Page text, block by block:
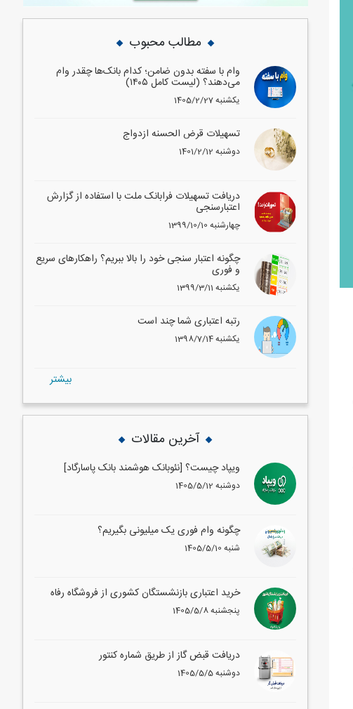
مطالب محبوب
وام با سفته بدون ضامن؛ کدام بانک‌ها چقدر وام
می‌دهند؟ (لیست کامل ۱۴۰۵)
1405/2/27 یکشنبه
تسهیلات قرض الحسنه ازدواج
1401/2/12 دوشنبه
دریافت تسهیلات فرابانک ملت با استفاده از گزارش
اعتبارسنجی
1399/10/10 چهارشنبه
چگونه اعتبار سنجی خود را بالا ببریم؟ راهکارهای سریع
و فوری
1399/3/11 یکشنبه
رتبه اعتباری شما چند است
1398/7/14 یکشنبه
بيشتر
آخرین مقالات
ویپاد چیست؟ [نئوبانک هوشمند بانک پاسارگاد]
1405/5/12 دوشنبه
چگونه وام فوری یک میلیونی بگیریم؟
1405/5/10 شنبه
خرید اعتباری بازنشستگان کشوری از فروشگاه رفاه
1405/5/8 پنجشنبه
دریافت قبض گاز از طریق شماره کنتور
1405/5/5 دوشنبه